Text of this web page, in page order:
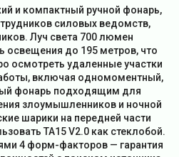
и компактный ручной фонарь,
силовых ведомств,
Луч света 700 люмен
освещения до 195 метров, что
осмотреть удаленные участки
включая одномоментный,
фонарь подходящим для
злоумышленников и ночной
шарики на передней части
TA15 V2.0 как стеклобой.
4 форм-факторов — гарантия